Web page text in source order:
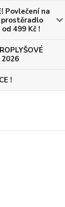
Povlečení na
499 Kč !
2026
!